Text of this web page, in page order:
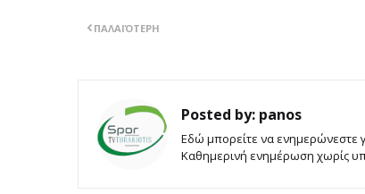
ΠΑΛΑΙΌΤΕΡΗ
Posted by: panos
Εδώ μπορείτε να ενημερώνεστε
Καθημερινή ενημέρωση χωρίς